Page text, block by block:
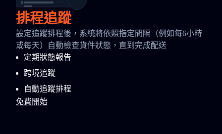
排程追蹤
設定追蹤排程後，系統將依照指定間隔（例如每6小時
或每天）自動檢查貨件狀態，直到完成配送
定期狀態報告
跨境追蹤
自動追蹤排程
免費開始